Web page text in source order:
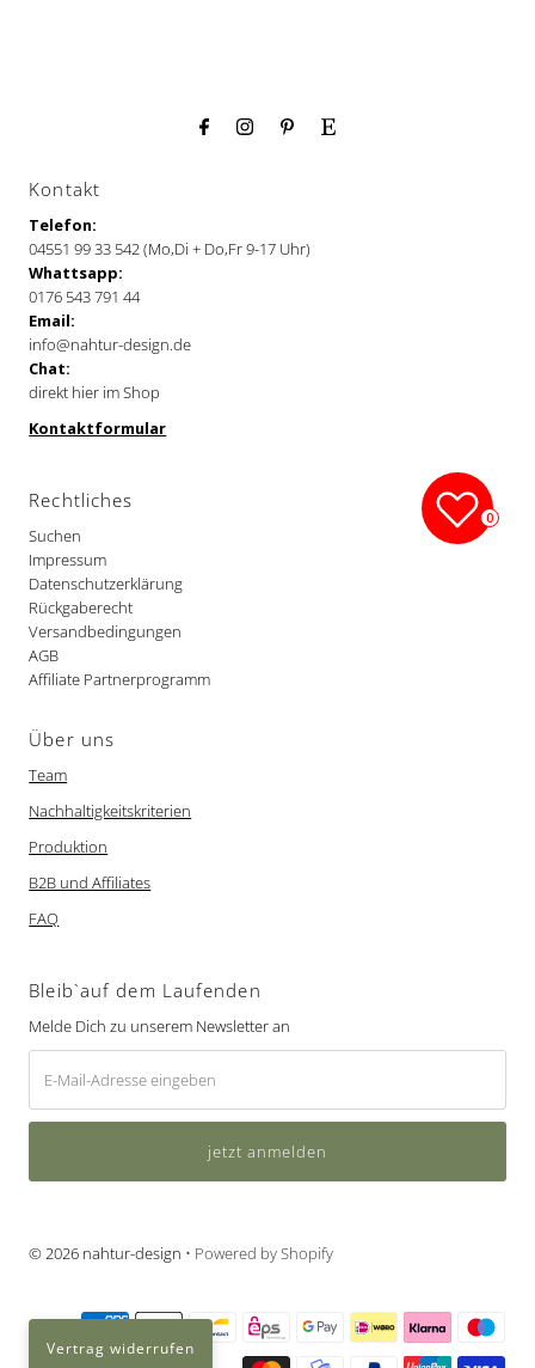
Kontakt
Telefon:
04551 99 33 542 (Mo,Di + Do,Fr 9-17 Uhr)
Whattsapp:
0176 543 791 44
Email:
info@nahtur-design.de
Chat:
direkt hier im Shop
Kontaktformular
Rechtliches
Suchen
Impressum
Datenschutzerklärung
Rückgaberecht
Versandbedingungen
AGB
Affiliate Partnerprogramm
Über uns
Team
Nachhaltigkeitskriterien
Produktion
B2B und Affiliates
FAQ
Bleib`auf dem Laufenden
Melde Dich zu unserem Newsletter an
Mail-
Adresse
© 2026 nahtur-design • Powered by Shopify
0
Vertrag widerrufen
Moin,
Okay!